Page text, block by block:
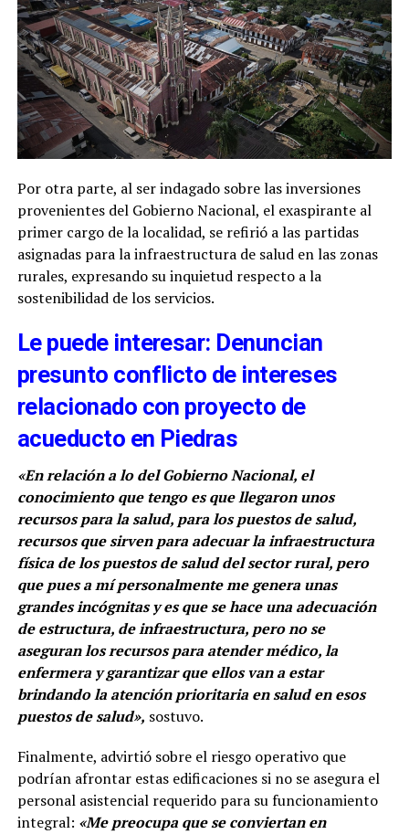
Por otra parte, al ser indagado sobre las inversiones
provenientes del Gobierno Nacional, el exaspirante al
primer cargo de la localidad, se refirió a las partidas
asignadas para la infraestructura de salud en las zonas
rurales, expresando su inquietud respecto a la
sostenibilidad de los servicios.
Le puede interesar: Denuncian
presunto conflicto de intereses
relacionado con proyecto de
acueducto en Piedras
«En relación a lo del Gobierno Nacional, el
conocimiento que tengo es que llegaron unos
recursos para la salud, para los puestos de salud,
recursos que sirven para adecuar la infraestructura
física de los puestos de salud del sector rural, pero
que pues a mí personalmente me genera unas
grandes incógnitas y es que se hace una adecuación
de estructura, de infraestructura, pero no se
aseguran los recursos para atender médico, la
enfermera y garantizar que ellos van a estar
brindando la atención prioritaria en salud en esos
puestos de salud», sostuvo.
Finalmente, advirtió sobre el riesgo operativo que
podrían afrontar estas edificaciones si no se asegura el
personal asistencial requerido para su funcionamiento
integral: «Me preocupa que se conviertan en